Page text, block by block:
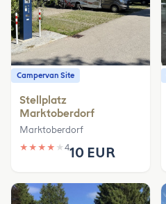
Campervan Site
Stellplatz
Marktoberdorf
Marktoberdorf
★ ★ ★ ★ ★ 410 EUR